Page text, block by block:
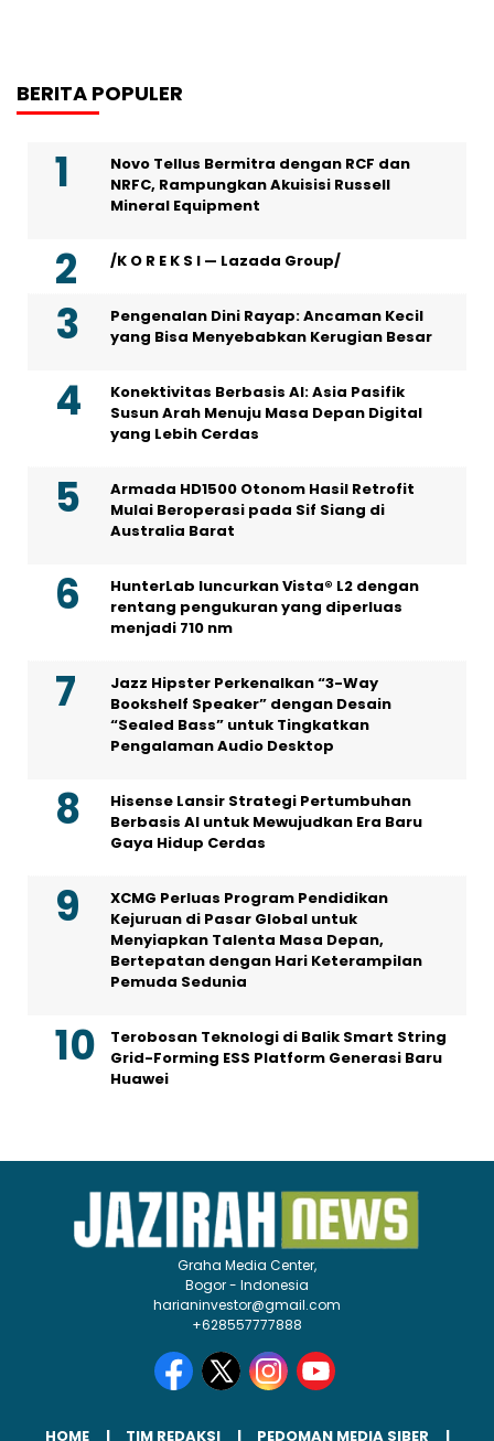
BERITA POPULER
Novo Tellus Bermitra dengan RCF dan
NRFC, Rampungkan Akuisisi Russell
Mineral Equipment
/K O R E K S I — Lazada Group/
Pengenalan Dini Rayap: Ancaman Kecil
yang Bisa Menyebabkan Kerugian Besar
Konektivitas Berbasis AI: Asia Pasifik
Susun Arah Menuju Masa Depan Digital
yang Lebih Cerdas
Armada HD1500 Otonom Hasil Retrofit
Mulai Beroperasi pada Sif Siang di
Australia Barat
HunterLab luncurkan Vista® L2 dengan
rentang pengukuran yang diperluas
menjadi 710 nm
Jazz Hipster Perkenalkan “3-Way
Bookshelf Speaker” dengan Desain
“Sealed Bass” untuk Tingkatkan
Pengalaman Audio Desktop
Hisense Lansir Strategi Pertumbuhan
Berbasis AI untuk Mewujudkan Era Baru
Gaya Hidup Cerdas
XCMG Perluas Program Pendidikan
Kejuruan di Pasar Global untuk
Menyiapkan Talenta Masa Depan,
Bertepatan dengan Hari Keterampilan
Pemuda Sedunia
Terobosan Teknologi di Balik Smart String
Grid-Forming ESS Platform Generasi Baru
Huawei
Graha Media Center,
Bogor - Indonesia
harianinvestor@gmail.com
+628557777888
HOME TIM REDAKSI PEDOMAN MEDIA SIBER